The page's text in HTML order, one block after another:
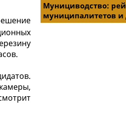
Мунициводство:
муниципалитетов и